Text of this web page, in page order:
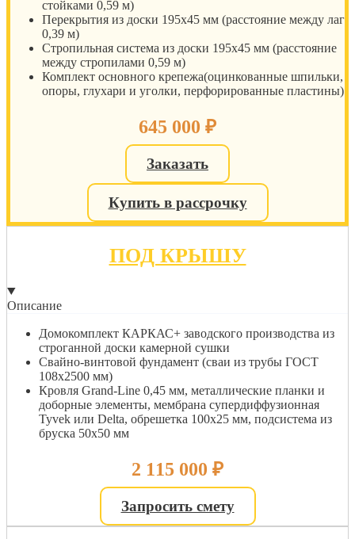
стойками 0,59 м)
Перекрытия из доски 195х45 мм (расстояние между лаг
0,39 м)
Стропильная система из доски 195х45 мм (расстояние
между стропилами 0,59 м)
Комплект основного крепежа(оцинкованные шпильки,
опоры, глухари и уголки, перфорированные пластины)
645 000 ₽
Заказать
Купить в рассрочку
ПОД КРЫШУ
Описание
Домокомплект КАРКАС+ заводского производства из
строганной доски камерной сушки
Свайно-винтовой фундамент (сваи из трубы ГОСТ
108х2500 мм)
Кровля Grand-Line 0,45 мм, металлические планки и
доборные элементы, мембрана супердиффузионная
Tyvek или Delta, обрешетка 100х25 мм, подсистема из
бруска 50х50 мм
2 115 000 ₽
Запросить смету